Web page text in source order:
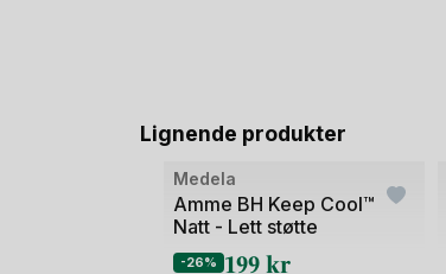
Lignende produkter
Bilde
av
Medela
Amme BH Keep Cool™
Natt - Lett støtte
-26% 199kr